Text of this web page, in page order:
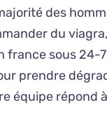
des
du
sous 24-
prendre
équipe répond